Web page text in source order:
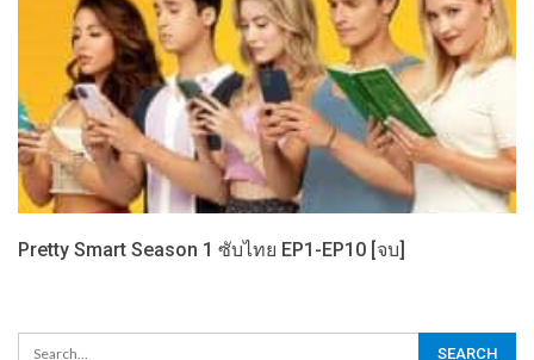
Pretty Smart Season 1 ซับไทย EP1-EP10 [จบ]